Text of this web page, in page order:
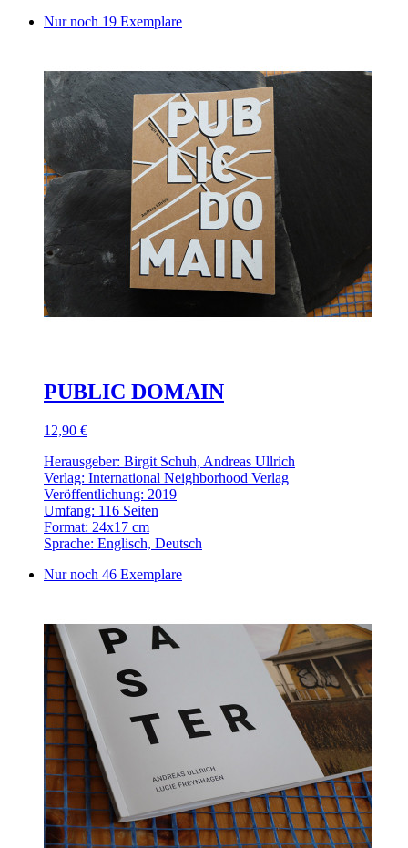
Nur noch 19 Exemplare
PUBLIC DOMAIN
12,90 €
Herausgeber: Birgit Schuh, Andreas Ullrich
Verlag: International Neighborhood Verlag
Veröffentlichung: 2019
Umfang: 116 Seiten
Format: 24x17 cm
Sprache: Englisch, Deutsch
Nur noch 46 Exemplare